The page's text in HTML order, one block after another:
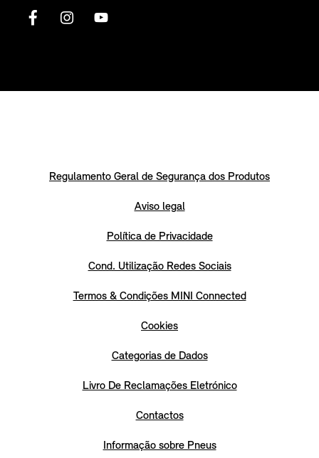
Regulamento Geral de Segurança dos Produtos
Aviso legal
Política de Privacidade
Cond. Utilização Redes Sociais
Termos & Condições MINI Connected
Cookies
Categorias de Dados
Livro De Reclamações Eletrónico
Contactos
Informação sobre Pneus